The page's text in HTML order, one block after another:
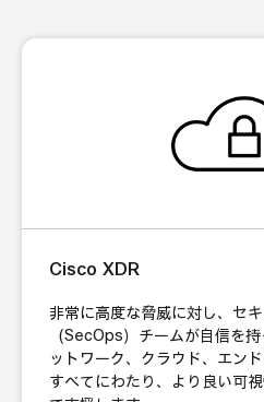
Cisco XDR
非常に高度な脅威に対し、セ
（SecOps）チームが自信を
ットワーク、クラウド、エン
すべてにわたり、より良い可